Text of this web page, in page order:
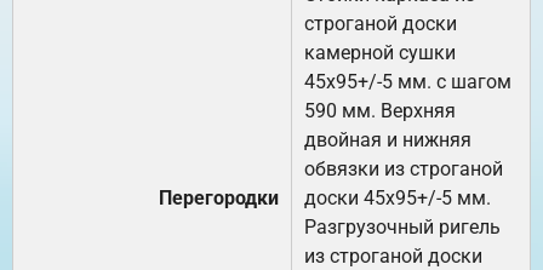
Перегородки
строганой доски
камерной сушки
45х95+/-5 мм. с шагом
590 мм. Верхняя
двойная и нижняя
обвязки из строганой
доски 45х95+/-5 мм.
Разгрузочный ригель
из строганой доски